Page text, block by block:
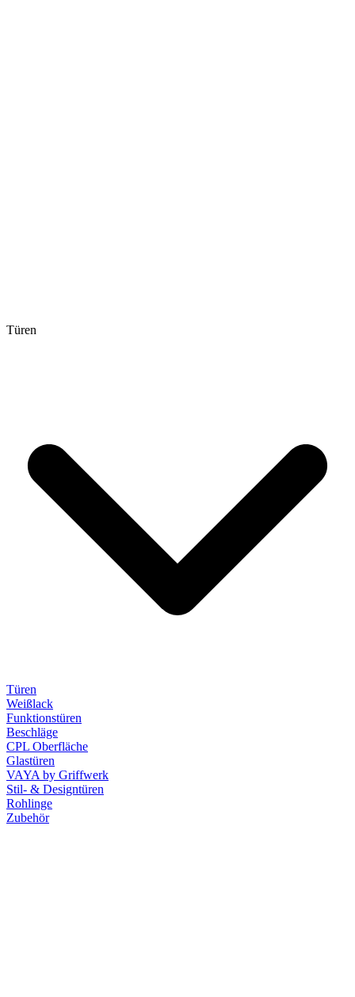
Türen
Türen
Weißlack
Funktionstüren
Beschläge
CPL Oberfläche
Glastüren
VAYA by Griffwerk
Stil- & Designtüren
Rohlinge
Zubehör